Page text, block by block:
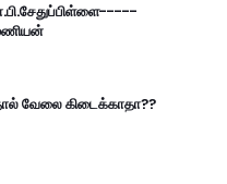
வேலை கிடைக்காதா??